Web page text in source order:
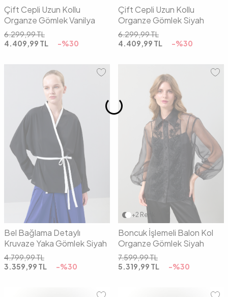
Çift Cepli Uzun Kollu
Organze Gömlek Vanilya
6.299,99TL
4.409,99 TL -%30
Çift Cepli Uzun Kollu
Organze Gömlek Siyah
6.299,99TL
4.409,99 TL -%30
36 40 42
Bel Bağlama Detaylı
Kruvaze Yaka Gömlek Siyah
4.799,99TL
3.359,99 TL -%30
+2 Renk
36 42
Boncuk İşlemeli Balon Kol
Organze Gömlek Siyah
7.599,99TL
5.319,99 TL -%30